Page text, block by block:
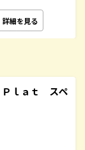
詳細を見る
ｌａｔ スペ